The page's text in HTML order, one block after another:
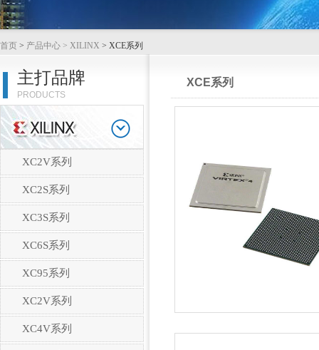
首页 > 产品中心 > XILINX > XCE系列
主打品牌
PRODUCTS
XC2V系列
XC2S系列
XC3S系列
XC6S系列
XC95系列
XC2V系列
XC4V系列
XCE系列